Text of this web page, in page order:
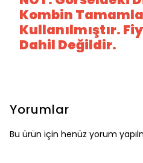
Kombin
Kullanılmıştır.
Dahil Değildir.
Yorumlar
Bu ürün için henüz yorum